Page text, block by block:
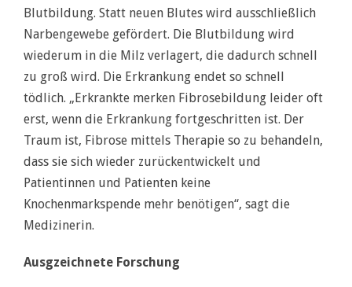
Blutbildung. Statt neuen Blutes wird ausschließlich
Narbengewebe gefördert. Die Blutbildung wird
wiederum in die Milz verlagert, die dadurch schnell
zu groß wird. Die Erkrankung endet so schnell
tödlich. „Erkrankte merken Fibrosebildung leider oft
erst, wenn die Erkrankung fortgeschritten ist. Der
Traum ist, Fibrose mittels Therapie so zu behandeln,
dass sie sich wieder zurückentwickelt und
Patientinnen und Patienten keine
Knochenmarkspende mehr benötigen“, sagt die
Medizinerin.
Ausgzeichnete Forschung